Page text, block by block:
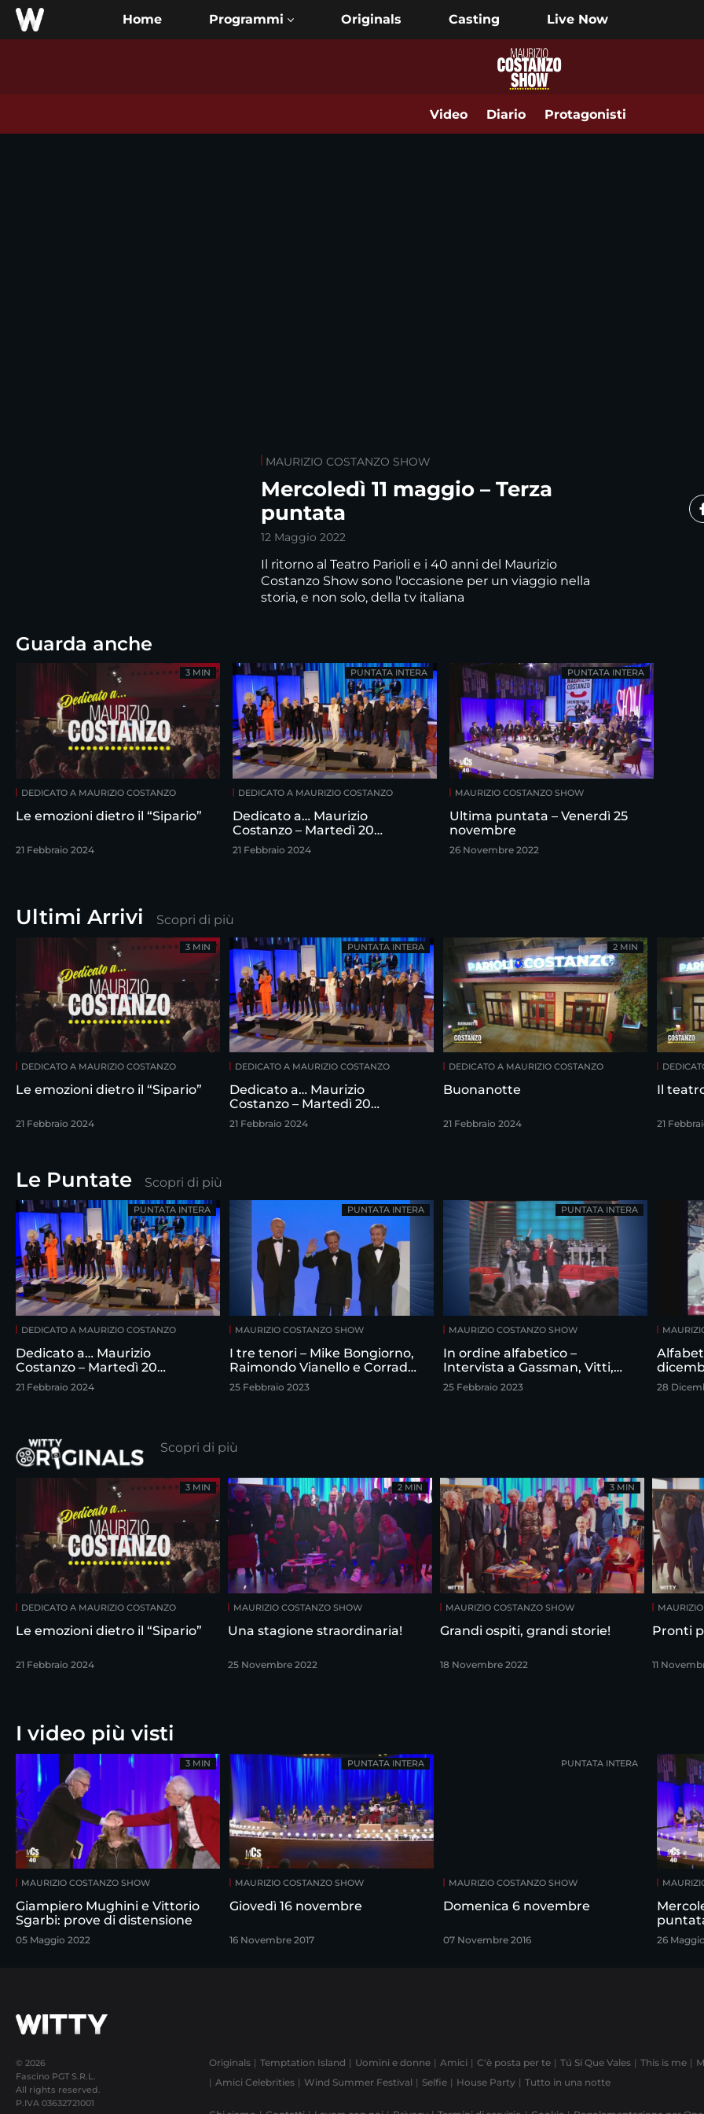
Home Originals Casting Live Now
Video Diario Protagonisti
MAURIZIO COSTANZO SHOW
Mercoledì 11 maggio – Terza
puntata
12 Maggio 2022
Il ritorno al Teatro Parioli e i 40 anni del Maurizio
Costanzo Show sono l'occasione per un viaggio nella
storia, e non solo, della tv italiana
Guarda anche
DEDICATO A MAURIZIO COSTANZO
Le emozioni dietro il “Sipario”
21 Febbraio 2024
3 MIN
DEDICATO A MAURIZIO COSTANZO
Dedicato a… Maurizio
Costanzo – Martedì 20
febbraio
21 Febbraio 2024
PUNTATA INTERA
MAURIZIO COSTANZO SHOW
Ultima puntata – Venerdì 25
novembre
26 Novembre 2022
PUNTATA INTERA
Ultimi Arrivi Scopri di più
DEDICATO A MAURIZIO COSTANZO
Le emozioni dietro il “Sipario”
21 Febbraio 2024
3 MIN
DEDICATO A MAURIZIO COSTANZO
Dedicato a… Maurizio
Costanzo – Martedì 20
febbraio
21 Febbraio 2024
PUNTATA INTERA
DEDICATO A MAURIZIO COSTANZO
Buonanotte
21 Febbraio 2024
2 MIN
Il
21
Le Puntate Scopri di più
DEDICATO A MAURIZIO COSTANZO
Dedicato a… Maurizio
Costanzo – Martedì 20
febbraio
21 Febbraio 2024
PUNTATA INTERA
MAURIZIO COSTANZO SHOW
I tre tenori – Mike Bongiorno,
Raimondo Vianello e Corrado
intervistati da Maurizio
Costanzo
25 Febbraio 2023
PUNTATA INTERA
MAURIZIO COSTANZO SHOW
In ordine alfabetico –
Intervista a Gassman, Vitti,
Sordi
25 Febbraio 2023
PUNTATA INTERA
28
Scopri di più
DEDICATO A MAURIZIO COSTANZO
Le emozioni dietro il “Sipario”
21 Febbraio 2024
3 MIN
MAURIZIO COSTANZO SHOW
Una stagione straordinaria!
25 Novembre 2022
2 MIN
MAURIZIO COSTANZO SHOW
Grandi ospiti, grandi storie!
18 Novembre 2022
3 MIN
Pronti
11
I video più visti
MAURIZIO COSTANZO SHOW
Giampiero Mughini e Vittorio
Sgarbi: prove di distensione
05 Maggio 2022
3 MIN
MAURIZIO COSTANZO SHOW
Giovedì 16 novembre
16 Novembre 2017
PUNTATA INTERA
MAURIZIO COSTANZO SHOW
Domenica 6 novembre
07 Novembre 2016
PUNTATA INTERA
26
© 2026
Fascino PGT S.R.L.
All rights reserved.
P.IVA 03632721001
Originals Temptation Island Uomini e donne Amici C'è posta per te Tú Sí Que Vales This is me
Amici Celebrities
Wind Summer Festival Selfie House Party Tutto in una notte